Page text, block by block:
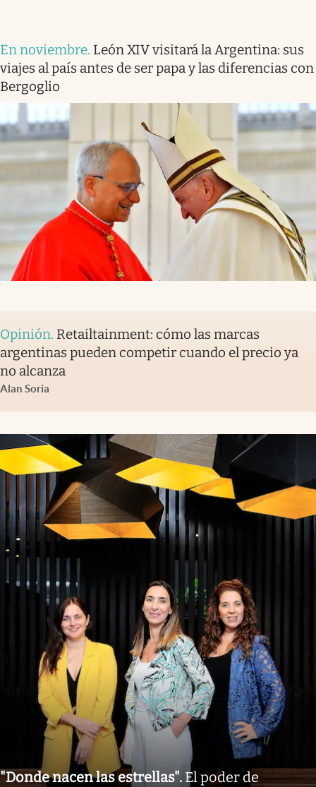
En noviembre. León XIV visitará la Argentina: sus
viajes al país antes de ser papa y las diferencias con
Bergoglio
Opinión. Retailtainment: cómo las marcas
argentinas pueden competir cuando el precio ya
no alcanza
Alan Soria
"Donde nacen las estrellas". El poder de